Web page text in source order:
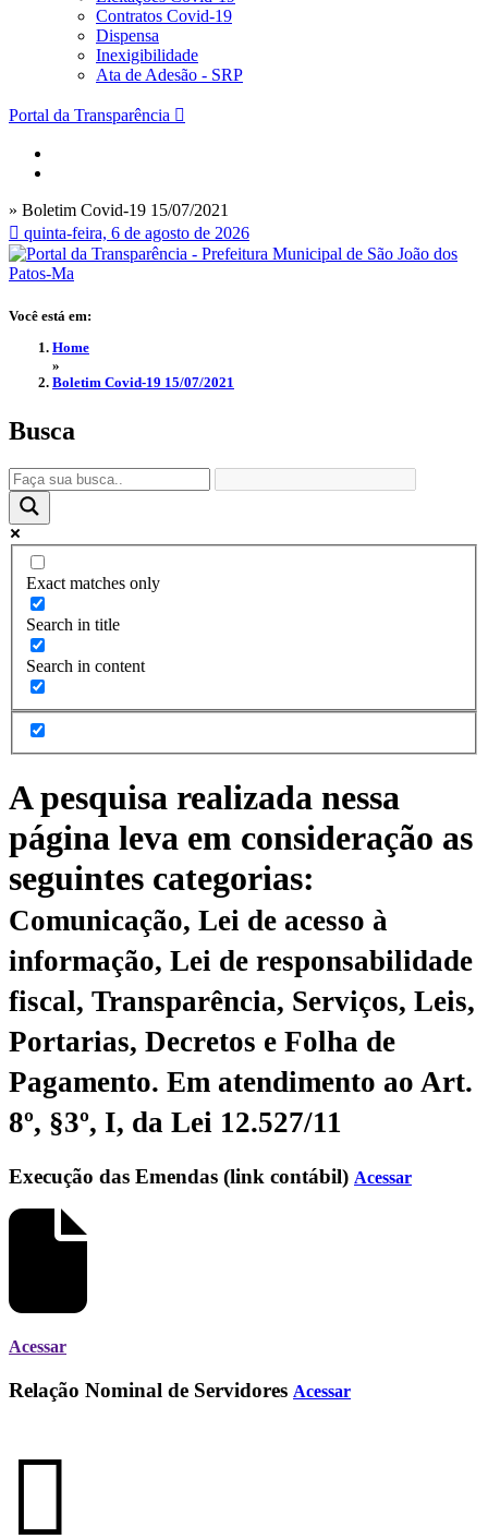
Contratos Covid-19
Dispensa
Inexigibilidade
Ata de Adesão - SRP
Portal da Transparência
» Boletim Covid-19 15/07/2021
quinta-feira, 6 de agosto de 2026
Você está em:
Home
»
Boletim Covid-19 15/07/2021
Busca
Exact matches only
Search in title
Search in content
A pesquisa realizada nessa
página leva em consideração as
seguintes categorias:
Comunicação, Lei de acesso à
informação, Lei de responsabilidade
fiscal, Transparência, Serviços, Leis,
Portarias, Decretos e Folha de
Pagamento. Em atendimento ao Art.
8º, §3º, I, da Lei 12.527/11
Execução das Emendas (link contábil) Acessar
Acessar
Relação Nominal de Servidores Acessar